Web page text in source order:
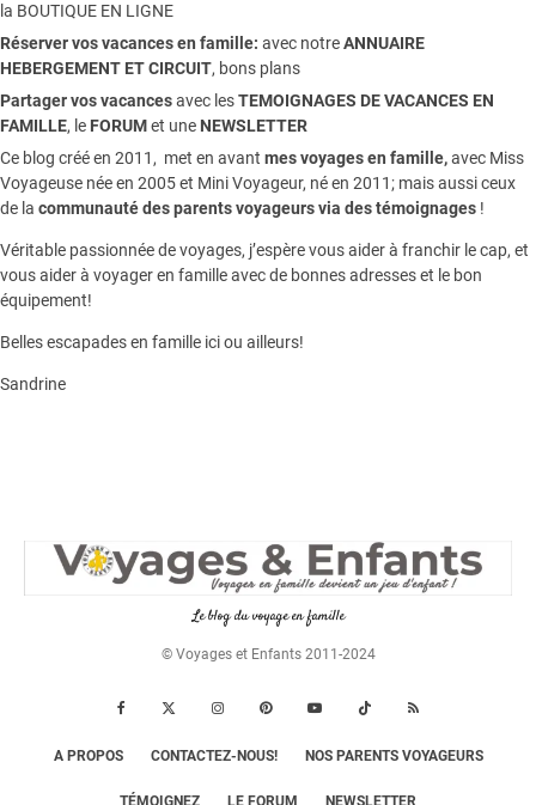
la BOUTIQUE EN LIGNE
Réserver vos vacances en famille: avec notreANNUAIRE
HEBERGEMENT ET CIRCUIT, bons plans
Partager vos vacancesavec lesTEMOIGNAGES DE VACANCES EN
FAMILLE, le FORUMet une NEWSLETTER
Ce blog créé en 2011, met en avant mes voyages en famille,avec Miss
Voyageuse née en 2005 et Mini Voyageur, né en 2011; mais aussi ceux
de la communauté des parents voyageurs via des témoignages !
Véritable passionnée de voyages, j’espère vous aider à franchir le cap, et
vous aider à voyager en famille avec de bonnes adresses et le bon
équipement!
Belles escapades en famille ici ou ailleurs!
Sandrine
Le blog du voyage en famille
© Voyages et Enfants 2011-2024
A PROPOS CONTACTEZ-NOUS! NOS PARENTS VOYAGEURS
TÉMOIGNEZ LE FORUM NEWSLETTER